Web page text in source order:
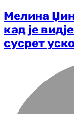
Мелина
кад је
сусрет